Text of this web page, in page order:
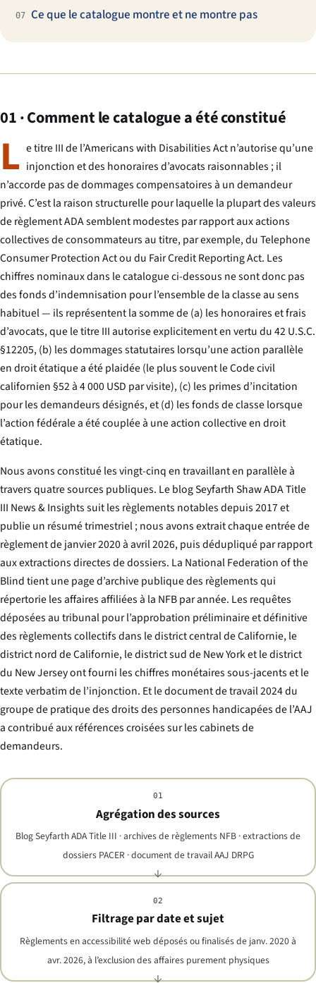
07 Ce que le catalogue montre et ne montre pas
01 · Comment le catalogue a été constitué
L e titre III de l’Americans with Disabilities Act n’autorise qu’une
injonction et des honoraires d’avocats raisonnables ; il
n’accorde pas de dommages compensatoires à un demandeur
privé. C’est la raison structurelle pour laquelle la plupart des valeurs
de règlement ADA semblent modestes par rapport aux actions
collectives de consommateurs au titre, par exemple, du Telephone
Consumer Protection Act ou du Fair Credit Reporting Act. Les
chiffres nominaux dans le catalogue ci-dessous ne sont donc pas
des fonds d’indemnisation pour l’ensemble de la classe au sens
habituel — ils représentent la somme de (a) les honoraires et frais
d’avocats, que le titre III autorise explicitement en vertu du 42 U.S.C.
§12205, (b) les dommages statutaires lorsqu’une action parallèle
en droit étatique a été plaidée (le plus souvent le Code civil
californien §52 à 4 000 USD par visite), (c) les primes d’incitation
pour les demandeurs désignés, et (d) les fonds de classe lorsque
l’action fédérale a été couplée à une action collective en droit
étatique.
Nous avons constitué les vingt-cinq en travaillant en parallèle à
travers quatre sources publiques. Le blog Seyfarth ShawADA Title
III News & Insightssuit les règlements notables depuis 2017 et
publie un résumé trimestriel ; nous avons extrait chaque entrée de
règlement de janvier 2020 à avril 2026, puis dédupliqué par rapport
aux extractions directes de dossiers. La National Federation of the
Blind tient une page d’archive publique des règlements qui
répertorie les affaires affiliées à la NFB par année. Les requêtes
déposées au tribunal pour l’approbation préliminaire et définitive
des règlements collectifs dans le district central de Californie, le
district nord de Californie, le district sud de New York et le district
du New Jersey ont fourni les chiffres monétaires sous-jacents et le
texte verbatim de l’injonction. Et le document de travail 2024 du
groupe de pratique des droits des personnes handicapées de l’AAJ
a contribué aux références croisées sur les cabinets de
demandeurs.
01
Agrégation des sources
Blog Seyfarth ADA Title III · archives de règlements NFB · extractions de
dossiers PACER · document de travail AAJ DRPG
02
Filtrage par date et sujet
Règlements en accessibilité web déposés ou finalisés de janv. 2020 à
avr. 2026, à l’exclusion des affaires purement physiques